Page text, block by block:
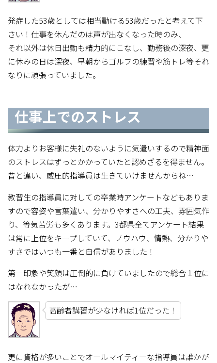
発症した53歳としては相当動ける53歳だったと考えて下
さい！仕事を休んだのは声が出なくなった時のみ、
それ以外は休日出勤も精力的にこなし、勤務後の深夜、更
に休みの日は深夜、早朝からゴルフの練習や筋トレ等それ
なりに頑張っていました。
仕事上でのストレス
体力よりお客様に失礼のないように気遣いするので精神面
のストレスはずっとかかっていたと認めざるを得ません。
昔と違い、威圧的指導員は生きていけませんからね…
教習生の指導員に対しての卒業時アンケートなどもありま
すので容姿や言葉遣い、分かりやすさへの工夫、雰囲気作
り、等気苦労も多くあります。3都県全てアンケート結果
は常に上位をキープしていて、ノウハウ、情熱、分かりや
すさではいつも一番と自信がありました！
第一印象や笑顔は圧倒的に負けていましたので総合１位に
はなれなかったが…
高齢者講習が少なければ1位だった！
更に資格が多いことでオールマイティーな指導員は誰かが